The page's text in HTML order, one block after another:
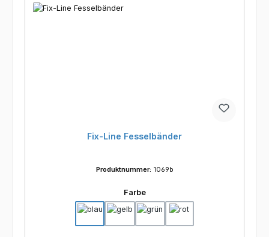
Fix-Line Fesselbänder
Produktnummer: 1069b
Farbeauswählen